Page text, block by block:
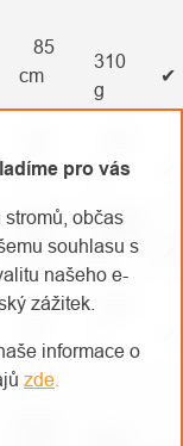
pro vás
občas
souhlasu s
našeho e-
zážitek.
informace o
zde
85
cm
310
g
✔
cm
g
110
cm
1290
g
120